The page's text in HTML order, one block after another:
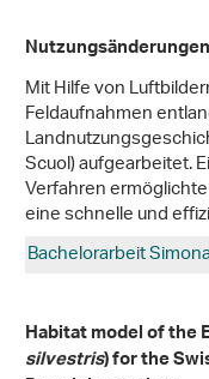
Mit Hilfe von
Feldaufnahmen
Scuol) aufgearbeitet.
Verfahren
eine schnelle und
Bachelorarbeit
Habitat model of the
silvestris) for the